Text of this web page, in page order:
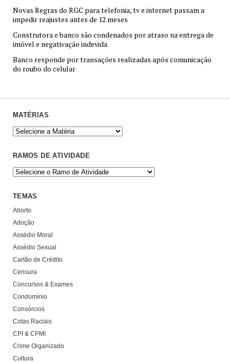
Novas Regras do RGC para telefonia, tv e internet passam a
impedir reajustes antes de 12 meses
Construtora e banco são condenados por atraso na entrega de
imóvel e negativação indevida
Banco responde por transações realizadas após comunicação
do roubo do celular
MATÉRIAS
RAMOS DE ATIVIDADE
TEMAS
Aborto
Adoção
Assédio Moral
Assédio Sexual
Cartão de Crédito
Censura
Concursos & Exames
Condomínio
Consórcios
Cotas Raciais
CPI & CPMI
Crime Organizado
Cultura